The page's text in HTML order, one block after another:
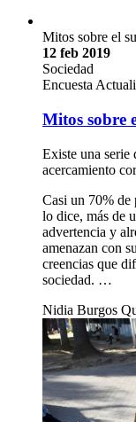
Mitos sobre el
12 feb 2019
Sociedad
Encuesta
Mitos sobre
Existe una serie
acercamiento
Casi un 70% de
lo dice, más de
advertencia y
amenazan con
creencias que
sociedad. …
Nidia Burgos